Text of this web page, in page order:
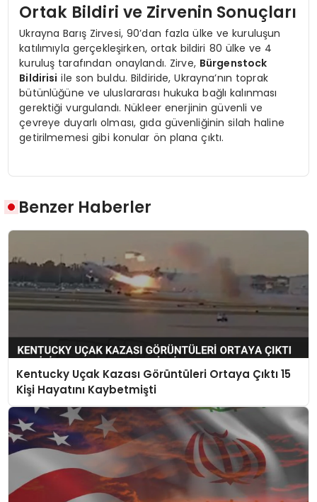
Ortak Bildiri ve Zirvenin Sonuçları
Ukrayna Barış Zirvesi, 90’dan fazla ülke ve kuruluşun
katılımıyla gerçekleşirken, ortak bildiri 80 ülke ve 4
kuruluş tarafından onaylandı. Zirve, Bürgenstock
Bildirisi ile son buldu. Bildiride, Ukrayna’nın toprak
bütünlüğüne ve uluslararası hukuka bağlı kalınması
gerektiği vurgulandı. Nükleer enerjinin güvenli ve
çevreye duyarlı olması, gıda güvenliğinin silah haline
getirilmemesi gibi konular ön plana çıktı.
Benzer Haberler
Kentucky Uçak Kazası Görüntüleri Ortaya Çıktı 15
Kişi Hayatını Kaybetmişti